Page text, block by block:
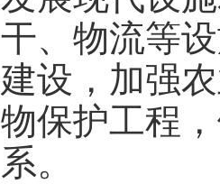
干、物流等
建设，加强
物保护工程
系。